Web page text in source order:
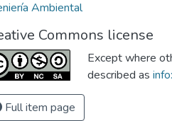
Ambiental
Commons license
Except where
described as
Full item page